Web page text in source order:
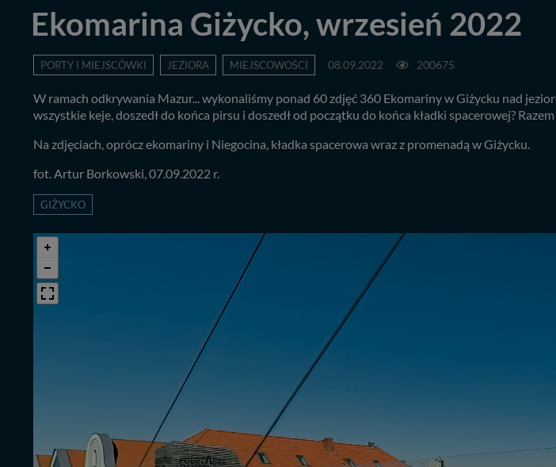
Ekomarina Giżycko, wrzesień 2022
PORTY I MIEJSCÓWKI JEZIORA MIEJSCOWOŚCI 08.09.2022 200675
W ramach odkrywania Mazur... wykonaliśmy ponad 60 zdjęć 360 Ekomariny w Giżycku nad
wszystkie keje, doszedł do końca pirsu i doszedł od początku do końca kładki spacerowej?
Na zdjęciach, oprócz ekomariny i Niegocina, kładka spacerowa wraz z promenadą w Giżycku.
fot. Artur Borkowski, 07.09.2022 r.
GIŻYCKO